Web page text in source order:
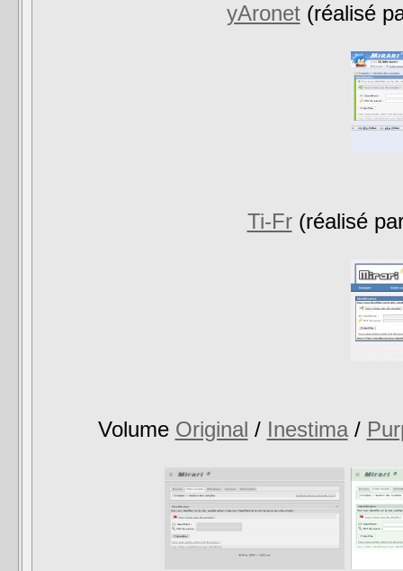
yAronet(réalisé
Ti-Fr(réalisé
Volume Original / Inestima/